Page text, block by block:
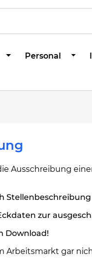
Personal
Ausschreibung
Stellenbeschreibung
zur
Download!
Arbeitsmarkt gar